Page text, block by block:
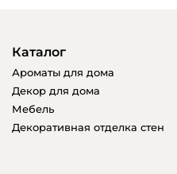
Каталог
Ароматы для дома
Декор для дома
Мебель
Декоративная отделка стен